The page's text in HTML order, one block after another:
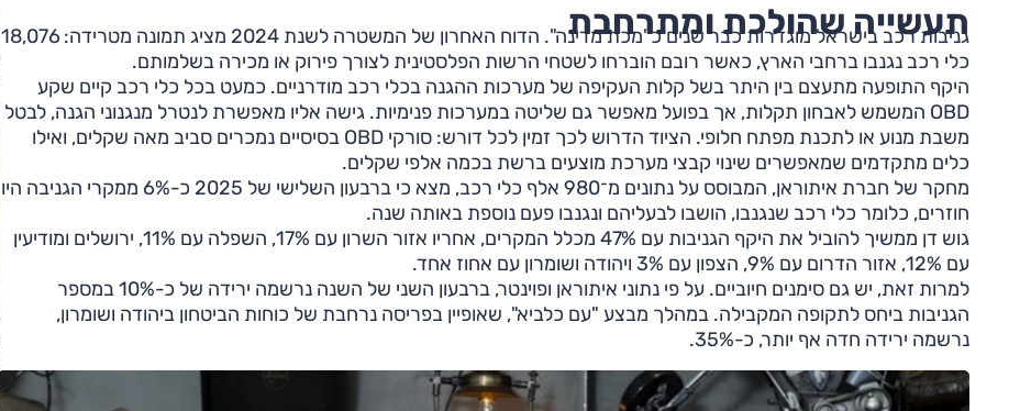
תעשייה שהולכת ומתרחבת
גניבות רכב בישראל מוגדרות כבר שנים כ"מכת מדינה". הדוח האחרון של המשטרה לשנת 2024 מציג תמונה מטרידה: 18,076
כלי רכב נגנבו ברחבי הארץ, כאשר רובם הוברחו לשטחי הרשות הפלסטינית לצורך פירוק או מכירה בשלמותם.
היקף התופעה מתעצם בין היתר בשל קלות העקיפה של מערכות ההגנה בכלי רכב מודרניים. כמעט בכל כלי רכב קיים שקע
OBD המשמש לאבחון תקלות, אך בפועל מאפשר גם שליטה במערכות פנימיות. גישה אליו מאפשרת לנטרל מנגנוני הגנה, לבטל
משבת מנוע או לתכנת מפתח חלופי. הציוד הדרוש לכך זמין לכל דורש: סורקי OBD בסיסיים נמכרים סביב מאה שקלים, ואילו
כלים מתקדמים שמאפשרים שינוי קבצי מערכת מוצעים ברשת בכמה אלפי שקלים.
מחקר של חברת איתוראן, המבוסס על נתונים מ־980 אלף כלי רכב, מצא כי ברבעון השלישי של 2025 כ-6% ממקרי הגניבה היו
חוזרים, כלומר כלי רכב שנגנבו, הושבו לבעליהם ונגנבו פעם נוספת באותה שנה.
גוש דן ממשיך להוביל את היקף הגניבות עם 47% מכלל המקרים, אחריו אזור השרון עם 17%, השפלה עם 11%, ירושלים ומודיעין
עם 12%, אזור הדרום עם 9%, הצפון עם 3% ויהודה ושומרון עם אחוז אחד.
למרות זאת, יש גם סימנים חיוביים. על פי נתוני איתוראן ופוינטר, ברבעון השני של השנה נרשמה ירידה של כ-10% במספר
הגניבות ביחס לתקופה המקבילה. במהלך מבצע "עם כלביא", שאופיין בפריסה נרחבת של כוחות הביטחון ביהודה ושומרון,
נרשמה ירידה חדה אף יותר, כ-35%.